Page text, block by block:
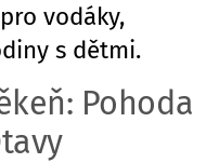
vodáky,
s dětmi.
Pohoda